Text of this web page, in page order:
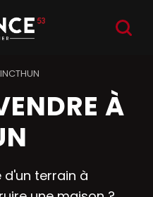
À
d'un terrain à